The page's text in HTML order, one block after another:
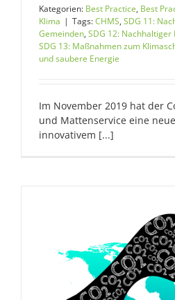
Kategorien: Best Practice, Best
Klima | Tags:CHMS, SDG 11:
Gemeinden, SDG 12:
SDG 13: Maßnahmen zum
und saubere Energie
Im November 2019 hat der
und Mattenservice eine
innovativem [...]